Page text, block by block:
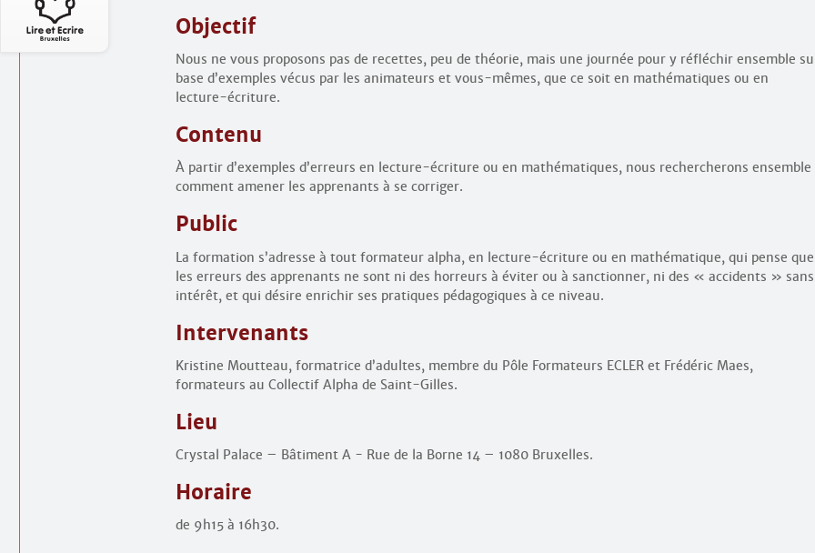
Objectif
Nous ne vous proposons pas de recettes, peu de théorie, mais une journée pour y réfléchir ensemble
base d’exemples vécus par les animateurs et vous-mêmes, que ce soit en mathématiques ou en
lecture-écriture.
Contenu
À partir d’exemples d’erreurs en lecture-écriture ou en mathématiques, nous rechercherons ensemble
comment amener les apprenants à se corriger.
Public
La formation s’adresse à tout formateur alpha, en lecture-écriture ou en mathématique, qui pense que
les erreurs des apprenants ne sont ni des horreurs à éviter ou à sanctionner, ni des « accidents » sans
intérêt, et qui désire enrichir ses pratiques pédagogiques à ce niveau.
Intervenants
Kristine Moutteau, formatrice d’adultes, membre du Pôle Formateurs ECLER et Frédéric Maes,
formateurs au Collectif Alpha de Saint-Gilles.
Lieu
Crystal Palace – Bâtiment A - Rue de la Borne 14 – 1080 Bruxelles.
Horaire
de 9h15 à 16h30.